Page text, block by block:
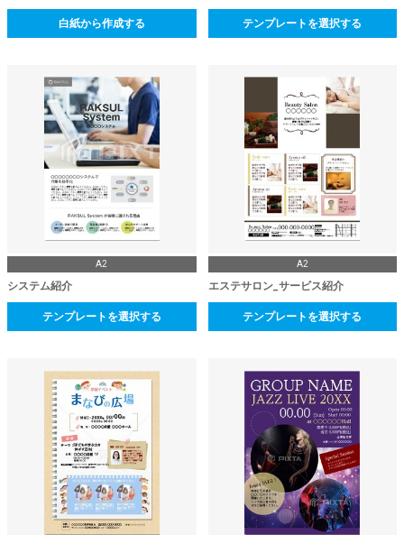
白紙から作成する テンプレートを選択する
A2
システム紹介
テンプレートを選択する
A2
エステサロン_サービス紹介
テンプレートを選択する